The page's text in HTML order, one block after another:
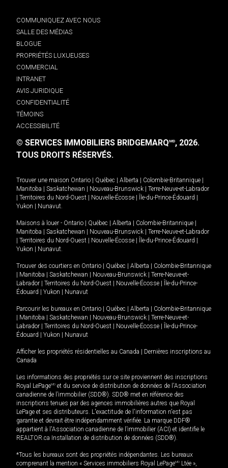
COMMUNIQUEZ AVEC NOUS
SALLE DES MÉDIAS
BLOGUE
PROPRIÉTÉS LUXUEUSES
COMMERCIAL
INTRANET
AVIS JURIDIQUE
CONFIDENTIALITÉ
TÉMOINS
ACCESSIBILITÉ
© SERVICES IMMOBILIERS BRIDGEMARQMD, 2026.
TOUS DROITS RÉSERVÉS.
Trouver une maison Ontario Québec Alberta Colombie-Britannique
Manitoba
Saskatchewan Nouveau-Brunswick
Terre-Neuve-et-Labrador
Territoires du Nord-Ouest Nouvelle-Écosse Île-du-Prince-Édouard
Yukon
Nunavut.
Maisons à louer - Ontario Québec Alberta Colombie-Britannique
Manitoba
Saskatchewan Nouveau-Brunswick
Terre-Neuve-et-Labrador
Territoires du Nord-Ouest Nouvelle-Écosse Île-du-Prince-Édouard
Yukon
Nunavut.
Trouver des courtiers en Ontario Québec Alberta
Colombie-Britannique
Manitoba Saskatchewan Nouveau-Brunswick
Terre-Neuve-et-
Labrador
Territoires du Nord-Ouest Nouvelle-Écosse
Île-du-Prince-
Édouard
Yukon Nunavut
Parcourir les bureaux en Ontario Québec Alberta
Colombie-Britannique
Manitoba Saskatchewan Nouveau-Brunswick
Terre-Neuve-et-
Labrador
Territoires du Nord-Ouest Nouvelle-Écosse
Île-du-Prince-
Édouard
Yukon Nunavut
Afficher les propriétés résidentielles au Canada
Dernières inscriptions au
Canada
Les informations des propriétés sur ce site proviennent des inscriptions
Royal LePageMD et du service de distribution de données de l'Association
canadienne de l’immobilier (SDD®). SDD® met en référence des
inscriptions tenues par des agences immobilières autres que Royal
LePage et ses distributeurs. L'exactitude de l'information n'est pas
garantie et devrait être indépendamment vérifiée. La marque DDF®
appartient à l'Association canadienne de l’immobilier (ACI) et identifie le
REALTOR.ca Installation de distribution de données (SDD®).
*Tous les bureaux sont des propriétés indépendantes. Les bureaux
comprenant la mention « Services immobiliers Royal LePageMD Ltée »,